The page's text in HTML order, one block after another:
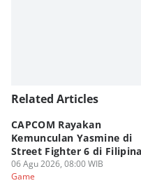
Related Articles
CAPCOM Rayakan
Kemunculan Yasmine di
Street Fighter 6 di
06 Agu 2026, 08:00 WIB
Game